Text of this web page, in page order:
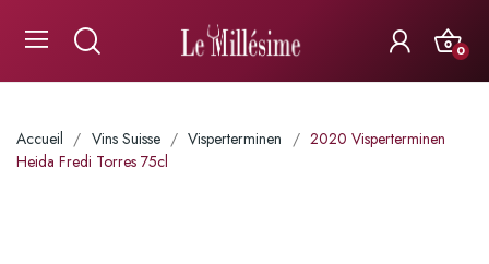
0
Accueil Vins Suisse Visperterminen
2020 Visperterminen
Heida Fredi Torres 75cl